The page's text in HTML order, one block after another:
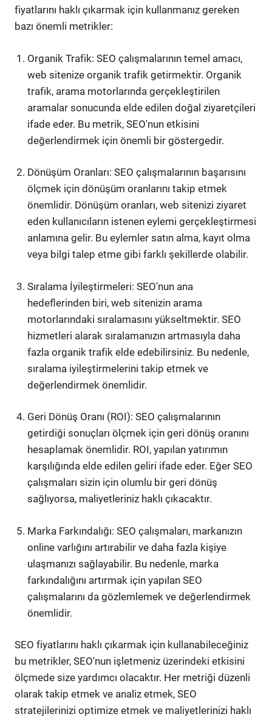
fiyatlarını haklı çıkarmak için kullanmanız gereken
bazı önemli metrikler:
Organik Trafik: SEO çalışmalarının temel amacı,
web sitenize organik trafik getirmektir. Organik
trafik, arama motorlarında gerçekleştirilen
aramalar sonucunda elde edilen doğal ziyaretçileri
ifade eder. Bu metrik, SEO'nun etkisini
değerlendirmek için önemli bir göstergedir.
Dönüşüm Oranları: SEO çalışmalarının başarısını
ölçmek için dönüşüm oranlarını takip etmek
önemlidir. Dönüşüm oranları, web sitenizi ziyaret
eden kullanıcıların istenen eylemi gerçekleştirmesi
anlamına gelir. Bu eylemler satın alma, kayıt olma
veya bilgi talep etme gibi farklı şekillerde olabilir.
Sıralama İyileştirmeleri: SEO'nun ana
hedeflerinden biri, web sitenizin arama
motorlarındaki sıralamasını yükseltmektir. SEO
hizmetleri alarak sıralamanızın artmasıyla daha
fazla organik trafik elde edebilirsiniz. Bu nedenle,
sıralama iyileştirmelerini takip etmek ve
değerlendirmek önemlidir.
Geri Dönüş Oranı (ROI): SEO çalışmalarının
getirdiği sonuçları ölçmek için geri dönüş oranını
hesaplamak önemlidir. ROI, yapılan yatırımın
karşılığında elde edilen geliri ifade eder. Eğer SEO
çalışmaları sizin için olumlu bir geri dönüş
sağlıyorsa, maliyetleriniz haklı çıkacaktır.
Marka Farkındalığı: SEO çalışmaları, markanızın
online varlığını artırabilir ve daha fazla kişiye
ulaşmanızı sağlayabilir. Bu nedenle, marka
farkındalığını artırmak için yapılan SEO
çalışmalarını da gözlemlemek ve değerlendirmek
önemlidir.
SEO fiyatlarını haklı çıkarmak için kullanabileceğiniz
bu metrikler, SEO'nun işletmeniz üzerindeki etkisini
ölçmede size yardımcı olacaktır. Her metriği düzenli
olarak takip etmek ve analiz etmek, SEO
stratejilerinizi optimize etmek ve maliyetlerinizi haklı